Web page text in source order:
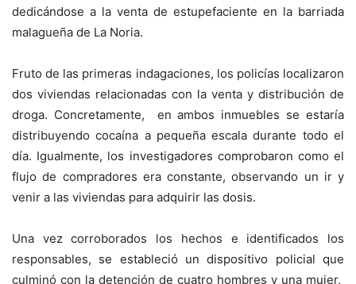
dedicándose a la venta de estupefaciente en la barriada
malagueña de La Noria.
Fruto de las primeras indagaciones, los policías localizaron
dos viviendas relacionadas con la venta y distribución de
droga. Concretamente, en ambos inmuebles se estaría
distribuyendo cocaína a pequeña escala durante todo el
día. Igualmente, los investigadores comprobaron como el
flujo de compradores era constante, observando un ir y
venir a las viviendas para adquirir las dosis.
Una vez corroborados los hechos e identificados los
responsables, se estableció un dispositivo policial que
culminó con la detención de cuatro hombres y una mujer,